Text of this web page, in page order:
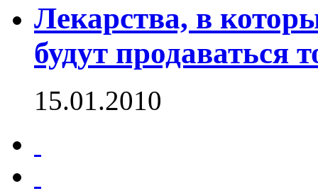
Лекарства, в
будут продаваться
15.01.2010